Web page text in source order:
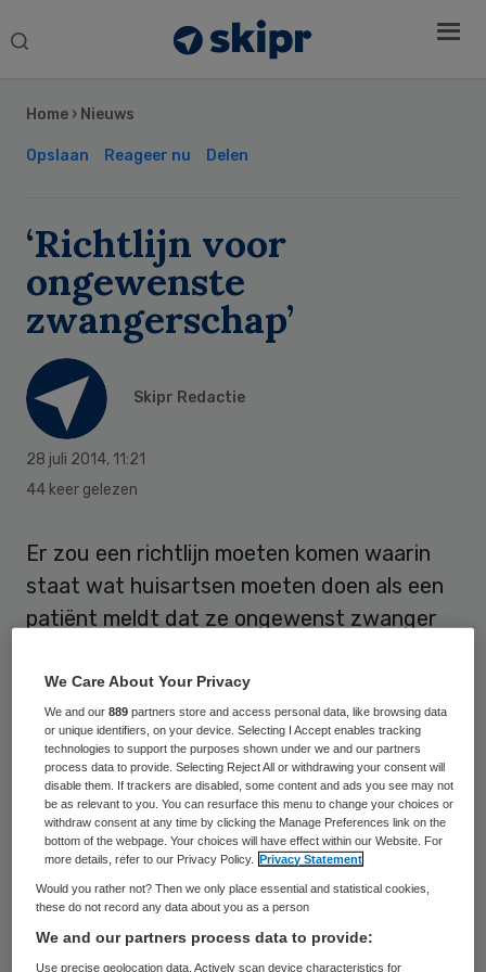
Search
Home › Nieuws
Opslaan Reageer nu Delen
‘Richtlijn voor
ongewenste
zwangerschap’
Skipr Redactie
28 juli 2014, 11:21
44 keer gelezen
Er zou een richtlijn moeten komen waarin
staat wat huisartsen moeten doen als een
patiënt meldt dat ze ongewenst zwanger
veel huisartsen zelf het wiel opnieuw
uitvinden, stelt epidemioloog en huisarts Gé
Donker, die onderzoek heeft gedaan onder
huisartsen naar de gang van zaken
wanneer een ongewenst zwangere bij hen
aanklopt.
In zo’n richtlijn zou moeten staan hoe
huisartsen hun patiënt kunnen bijstaan. “De
verschillende verwijsmogelijkheden
Sidebar
We Care About Your Privacy
We and our889 partners store and access personal data, like browsing data
or unique identifiers, on your device. Selecting I Accept enables tracking
technologies to support the purposes shown under we and our partners
process data to provide. Selecting Reject All or withdrawing your consent will
disable them. If trackers are disabled, some content and ads you see may not
be as relevant to you. You can resurface this menu to change your choices or
withdraw consent at any time by clicking the Manage Preferences link on the
bottom of the webpage. Your choices will have effect within our Website. For
more details, refer to our Privacy Policy.
Privacy Statement
Would you rather not? Then we only place essential and statistical cookies,
these do not record any data about you as a person
We and our partners process data to provide:
Use precise geolocation data. Actively scan device characteristics for